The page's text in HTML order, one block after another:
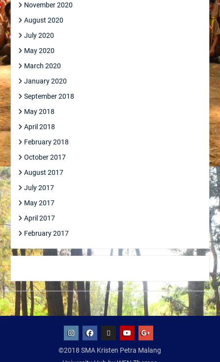
November 2020
August 2020
July 2020
May 2020
March 2020
January 2020
September 2018
May 2018
April 2018
February 2018
October 2017
August 2017
July 2017
May 2017
April 2017
February 2017
©2018 SMA Kristen Petra Malang